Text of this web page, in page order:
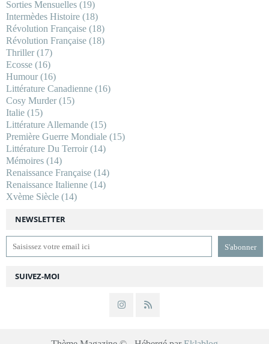
NEWSLETTER
SUIVEZ-MOI
Sorties Mensuelles (19)
Intermèdes Histoire (18)
Révolution Française (18)
Révolution Française (18)
Thriller(17)
Ecosse (16)
Humour(16)
Littérature Canadienne (16)
Cosy Murder(15)
Italie (15)
Littérature Allemande (15)
Première Guerre Mondiale (15)
Littérature Du Terroir(14)
Mémoires (14)
Renaissance Française (14)
Renaissance Italienne (14)
Xvème Siècle (14)